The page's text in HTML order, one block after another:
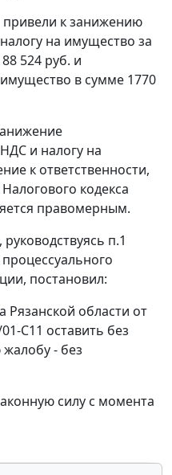
к занижению
на имущество за
524 руб. и
в сумме 1770
и налогу на
к ответственности,
Налогового кодекса
правомерным.
п.1
постановил:
области от
С11 оставить без
- без
силу с момента